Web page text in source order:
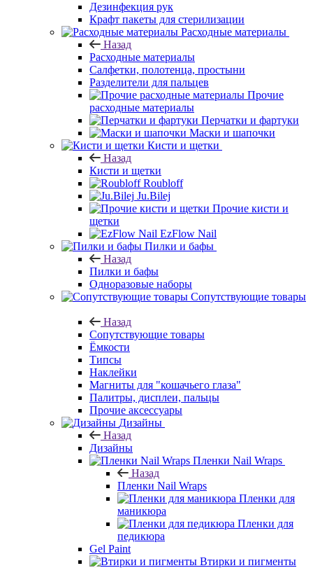
Дезинфекция рук
Крафт пакеты для стерилизации
Расходные материалы
Назад
Расходные материалы
Салфетки, полотенца, простыни
Разделители для пальцев
Прочие
расходные материалы
Перчатки и фартуки
Маски и шапочки
Кисти и щетки
Назад
Кисти и щетки
Roubloff
Ju.Bilej
Прочие кисти и
щетки
EzFlow Nail
Пилки и бафы
Назад
Пилки и бафы
Одноразовые наборы
Сопутствующие товары
Назад
Сопутствующие товары
Ёмкости
Типсы
Наклейки
Магниты для "кошачьего глаза"
Палитры, дисплеи, пальцы
Прочие аксессуары
Дизайны
Назад
Дизайны
Пленки Nail Wraps
Назад
Пленки Nail Wraps
Пленки для
маникюра
Пленки для
педикюра
Gel Paint
Втирки и пигменты